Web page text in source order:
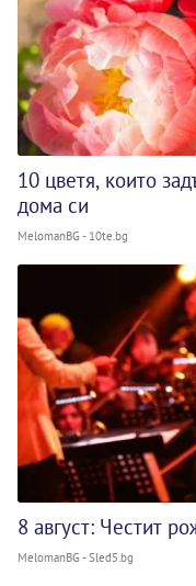
10 цветя, които
дома си
MelomanBG - 10te.bg
8 август: Честит
MelomanBG - Sled5.bg